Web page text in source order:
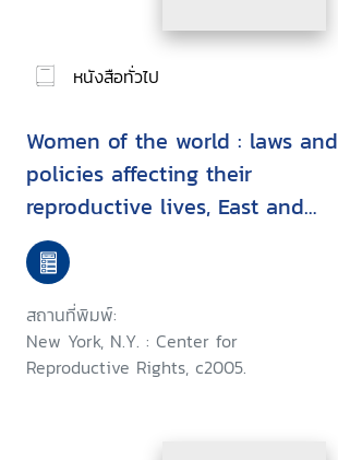
หนังสือทั่วไป
Women of the world : laws and
policies affecting their
reproductive lives, East and
Southeast Asia
สถานที่พิมพ์:
New York, N.Y. : Center for
Reproductive Rights, c2005.